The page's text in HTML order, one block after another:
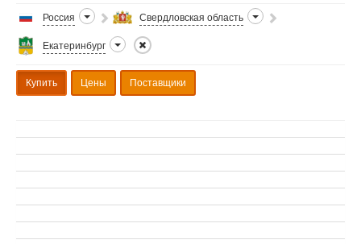
Россия Свердловская область
Екатеринбург
Купить Цены Поставщики